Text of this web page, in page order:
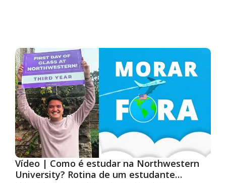
Vídeo | Como é estudar na Northwestern
University? Rotina de um estudante